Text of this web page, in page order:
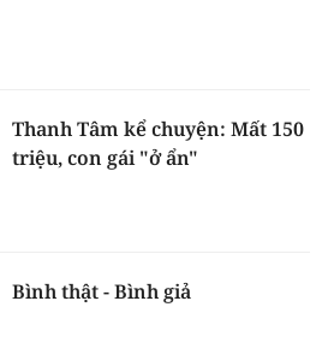
Thanh Tâm kể chuyện: Mất 150
triệu, con gái "ở ẩn"
Bình thật - Bình giả